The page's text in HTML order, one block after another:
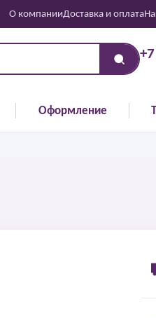
О компанииДоставка и оплата
Оформление